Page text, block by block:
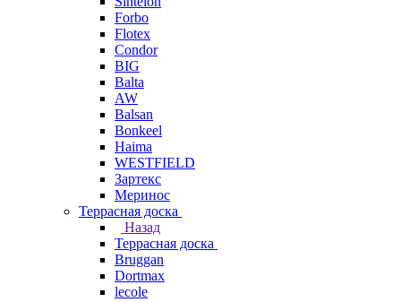
Forbo
Flotex
Condor
BIG
Balta
AW
Balsan
Bonkeel
Haima
WESTFIELD
Зартекс
Меринос
Террасная доска
Назад
Террасная доска
Bruggan
Dortmax
lecole